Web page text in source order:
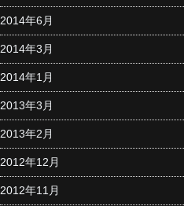
2014年6月
2014年3月
2014年1月
2013年3月
2013年2月
2012年12月
2012年11月